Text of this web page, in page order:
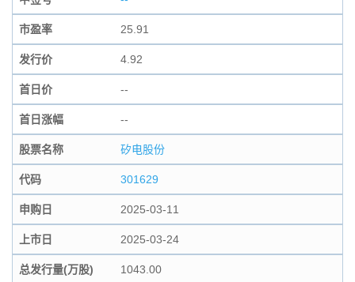
市盈率 25.91
发行价 4.92
首日价 --
首日涨幅 --
股票名称 矽电股份
代码 301629
申购日 2025-03-11
上市日 2025-03-24
总发行量(万股) 1043.00